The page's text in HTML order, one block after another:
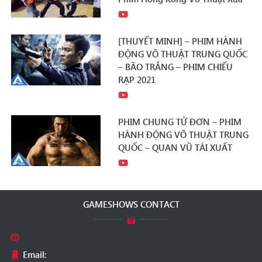
[THUYẾT MINH] – PHIM HÀNH
ĐỘNG VÕ THUẬT TRUNG QUỐC
– BÃO TRẮNG – PHIM CHIẾU
RẠP 2021
PHIM CHUNG TỬ ĐƠN – PHIM
HÀNH ĐỘNG VÕ THUẬT TRUNG
QUỐC – QUAN VŨ TÁI XUẤT
GAMESHOWS CONTACT
Email: